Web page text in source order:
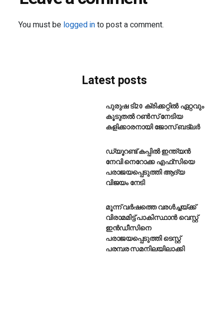
You must be logged into post a comment.
Latest posts
പുരുഷ ടി20 ക്രിക്കറ്റിൽ ഏറ്റവും
കൂടുതൽ റൺസ് നേടിയ
കളിക്കാരനായി ജോസ് ബട്‌ലർ
ഡ്യൂറണ്ട് കപ്പിൽ ഇന്ത്യൻ
നേവി നെറോക്ക എഫ്‌സിയെ
പരാജയപ്പെടുത്തി ആദ്യ
വിജയം നേടി
മൂന്ന് വർഷത്തെ വരൾച്ചയ്ക്ക്
വിരാമമിട്ട് പാകിസ്ഥാൻ വെസ്റ്റ്
ഇൻഡീസിനെ
പരാജയപ്പെടുത്തി ടെസ്റ്റ്
പരമ്പര സമനിലയിലാക്കി